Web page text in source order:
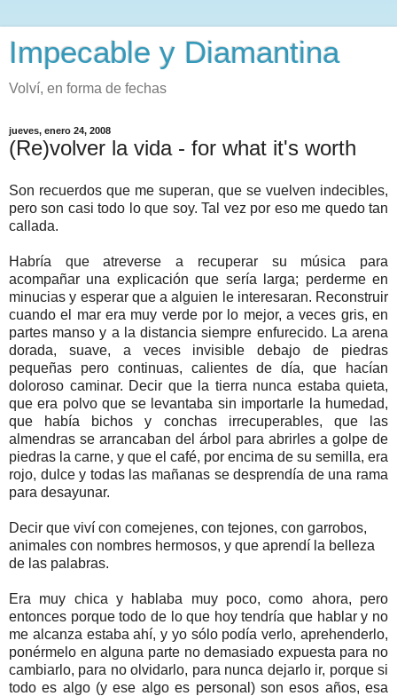
Impecable y Diamantina
Volví, en forma de fechas
jueves, enero 24, 2008
(Re)volver la vida - for what it's worth
Son recuerdos que me superan, que se vuelven indecibles,
pero son casi todo lo que soy. Tal vez por eso me quedo tan
callada.
Habría que atreverse a recuperar su música para
acompañar una explicación que sería larga; perderme en
minucias y esperar que a alguien le interesaran. Reconstruir
cuando el mar era muy verde por lo mejor, a veces gris, en
partes manso y a la distancia siempre enfurecido. La arena
dorada, suave, a veces invisible debajo de piedras
pequeñas pero continuas, calientes de día, que hacían
doloroso caminar. Decir que la tierra nunca estaba quieta,
que era polvo que se levantaba sin importarle la humedad,
que había bichos y conchas irrecuperables, que las
almendras se arrancaban del árbol para abrirles a golpe de
piedras la carne, y que el café, por encima de su semilla, era
rojo, dulce y todas las mañanas se desprendía de una rama
para desayunar.
Decir que viví con comejenes, con tejones, con garrobos,
animales con nombres hermosos, y que aprendí la belleza
de las palabras.
Era muy chica y hablaba muy poco, como ahora, pero
entonces porque todo de lo que hoy tendría que hablar y no
me alcanza estaba ahí, y yo sólo podía verlo, aprehenderlo,
ponérmelo en alguna parte no demasiado expuesta para no
cambiarlo, para no olvidarlo, para nunca dejarlo ir, porque si
todo es algo (y ese algo es personal) son esos años, esa